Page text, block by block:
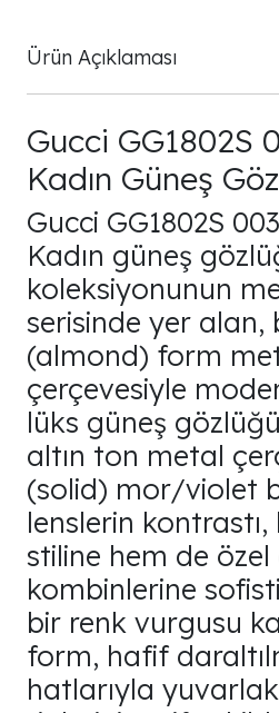
Ürün Açıklaması
Gucci GG1802S
Kadın Güneş
Gucci GG1802S
Kadın güneş
koleksiyonunun
serisinde yer alan,
(almond) form
çerçevesiyle
lüks güneş
altın ton metal
(solid) mor/violet
lenslerin
stiline hem de
kombinlerine
bir renk vurgusu
form, hafif
hatlarıyla